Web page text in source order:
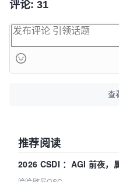
评论: 31
查
推荐阅读
2026 CSDI ：AGI 前夜，